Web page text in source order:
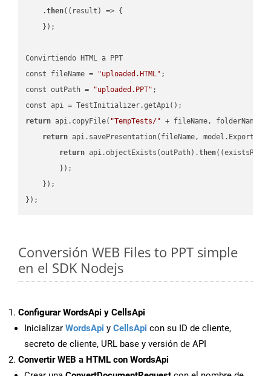
    .
then( (result) => {
    });
Convirtiendo HTML a PPT
const fileName =
"uploaded.HTML" ;
const outPath =
"uploaded.PPT" ;
return api.copyFile( "TempTests/" + fileName, folderName +
return api.savePresentation(fileName,
return api.objectExists(outPath).then(
        });
    });
Conversión WEB Files to PPT simple
en el SDK Nodejs
Configurar WordsApi y CellsApi
Inicializar WordsApi y CellsApi con su ID de cliente,
secreto de cliente, URL base y versión de API
Convertir WEB a HTML con WordsApi